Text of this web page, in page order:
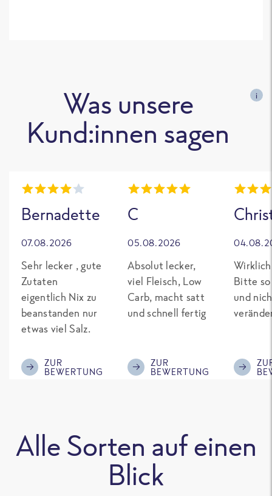
Was unsere
Kund:innen sagen
i
Bernadette
07.08.2026
Sehr lecker , gute
Zutaten
eigentlich Nix zu
beanstanden nur
etwas viel Salz.
ZUR
BEWERTUNG
C
05.08.2026
Absolut lecker,
viel Fleisch, Low
Carb, macht satt
und schnell fertig
ZUR
BEWERTUNG
Bitte so
und
Alle Sorten auf einen
Blick